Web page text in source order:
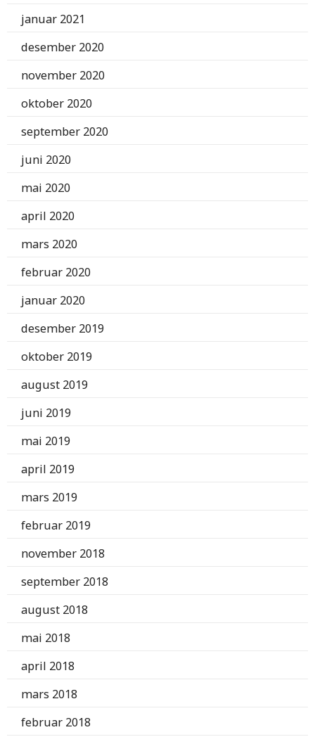
januar 2021
desember 2020
november 2020
oktober 2020
september 2020
juni 2020
mai 2020
april 2020
mars 2020
februar 2020
januar 2020
desember 2019
oktober 2019
august 2019
juni 2019
mai 2019
april 2019
mars 2019
februar 2019
november 2018
september 2018
august 2018
mai 2018
april 2018
mars 2018
februar 2018